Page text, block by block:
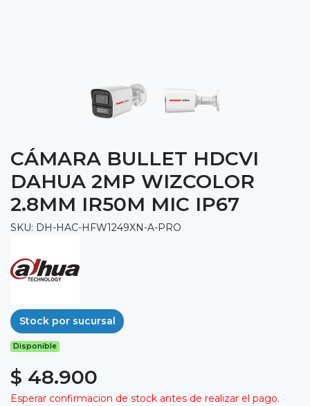
CÁMARA BULLET HDCVI
DAHUA 2MP WIZCOLOR
2.8MM IR50M MIC IP67
SKU: DH-HAC-HFW1249XN-A-PRO
Stock por sucursal
Disponible
$ 48.900
Esperar confirmacion de stock antes de realizar el pago.